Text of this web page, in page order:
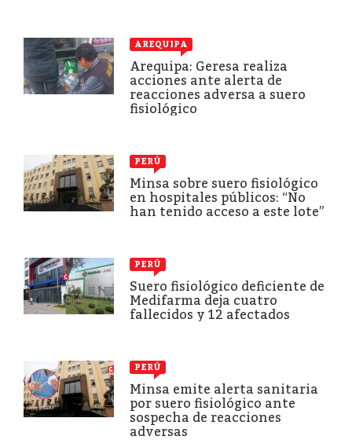
AREQUIPA
Arequipa: Geresa realiza
acciones ante alerta de
reacciones adversa a suero
fisiológico
PERÚ
Minsa sobre suero fisiológico
en hospitales públicos: “No
han tenido acceso a este lote”
PERÚ
Suero fisiológico deficiente de
Medifarma deja cuatro
fallecidos y 12 afectados
PERÚ
Minsa emite alerta sanitaria
por suero fisiológico ante
sospecha de reacciones
adversas